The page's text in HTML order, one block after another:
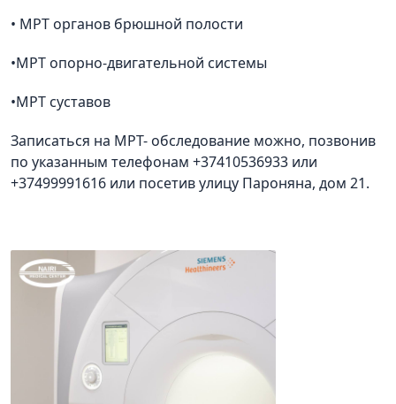
• МРТ органов брюшной полости
•МРТ опорно-двигательной системы
•МРТ суставов
Записаться на МРТ- обследование можно, позвонив
по указанным телефонам +37410536933 или
+37499991616 или посетив улицу Пароняна, дом 21.